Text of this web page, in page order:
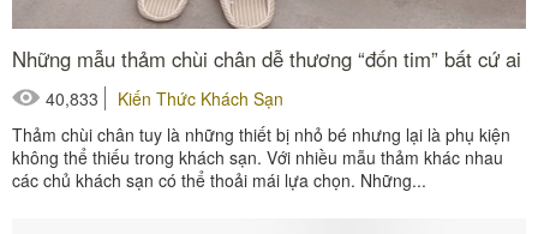
Những mẫu thảm chùi chân dễ thương “đốn tim” bất cứ ai
40,833
Kiến Thức Khách Sạn
Thảm chùi chân tuy là những thiết bị nhỏ bé nhưng lại là phụ kiện
không thể thiếu trong khách sạn. Với nhiều mẫu thảm khác nhau
các chủ khách sạn có thể thoải mái lựa chọn. Những...